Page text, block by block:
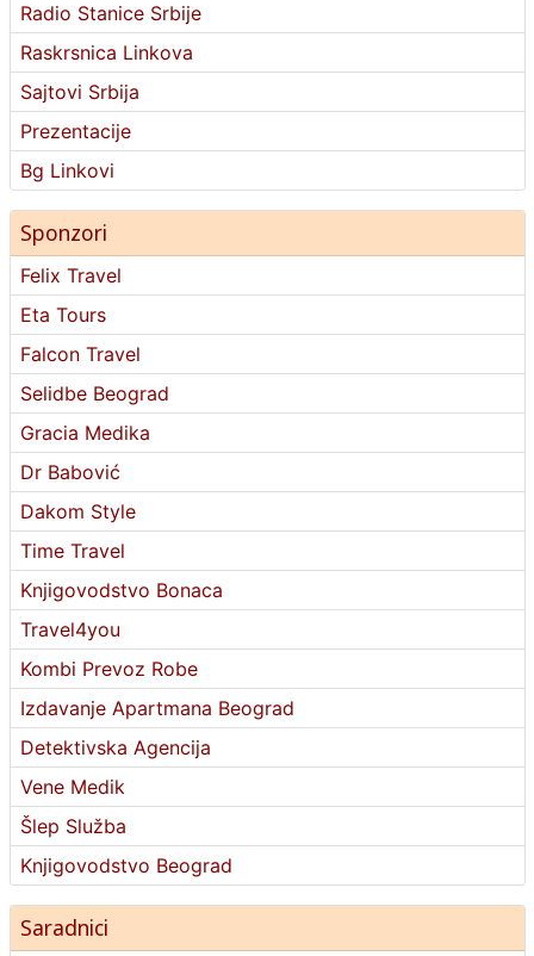
Radio Stanice Srbije
Raskrsnica Linkova
Sajtovi Srbija
Prezentacije
Bg Linkovi
Sponzori
Felix Travel
Eta Tours
Falcon Travel
Selidbe Beograd
Gracia Medika
Dr Babović
Dakom Style
Time Travel
Knjigovodstvo Bonaca
Travel4you
Kombi Prevoz Robe
Izdavanje Apartmana Beograd
Detektivska Agencija
Vene Medik
Šlep Služba
Knjigovodstvo Beograd
Saradnici